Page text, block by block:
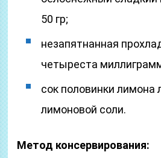
50 гр;
незапятнанная
четыреста
сок половинки лимона
лимоновой соли.
Метод консервирования: